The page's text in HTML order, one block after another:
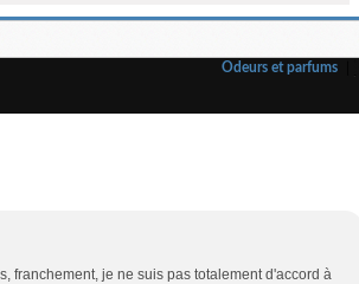
Odeurs et parfums
franchement, je ne suis pas totalement d'accord à